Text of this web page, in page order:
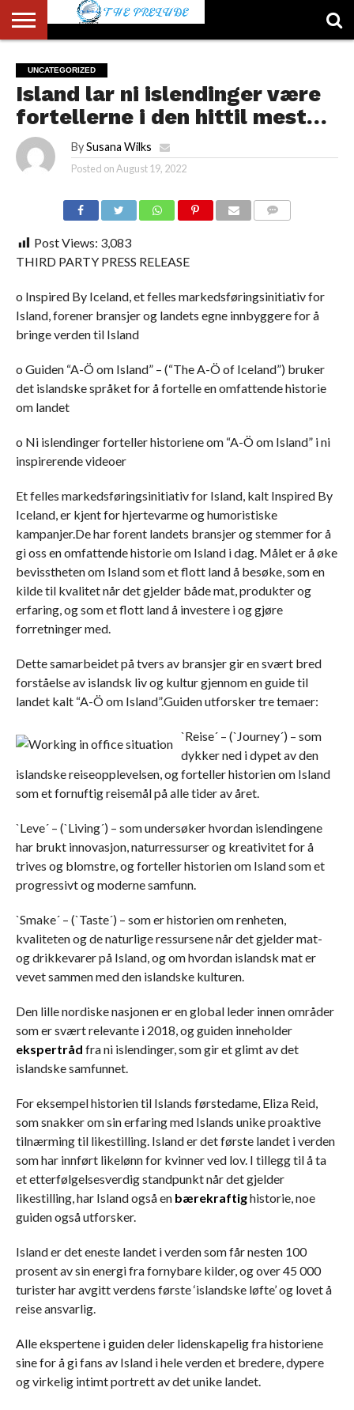
US
ACCOUNT
AUTHORS
LIST
FULL-
WIDTH
PAGE
HOME
LATEST
NEWS
LOGIN
LOGOUT
MEMBERS
PASSWORD
RESET
REGISTER
SAMPLE
PAGE
TYPOGRAPHY
USER
UNCATEGORIZED
Island lar ni islendinger være
fortellerne i den hittil mest…
By Susana Wilks
Posted onAugust 19, 2022
Post Views: 3,083
THIRD PARTY PRESS RELEASE
o Inspired By Iceland, et felles markedsføringsinitiativ for
Island, forener bransjer og landets egne innbyggere for å
bringe verden til Island
o Guiden “A-Ö om Island” – (“The A-Ö of Iceland”) bruker
det islandske språket for å fortelle en omfattende historie
om landet
o Ni islendinger forteller historiene om “A-Ö om Island” i ni
inspirerende videoer
Et felles markedsføringsinitiativ for Island, kalt Inspired By
Iceland, er kjent for hjertevarme og humoristiske
kampanjer.De har forent landets bransjer og stemmer for å
gi oss en omfattende historie om Island i dag. Målet er å øke
bevisstheten om Island som et flott land å besøke, som en
kilde til kvalitet når det gjelder både mat, produkter og
erfaring, og som et flott land å investere i og gjøre
forretninger med.
Dette samarbeidet på tvers av bransjer gir en svært bred
forståelse av islandsk liv og kultur gjennom en guide til
landet kalt “A-Ö om Island”.Guiden utforsker tre temaer:
`Reise´ – (`Journey´) – som
dykker ned i dypet av den
islandske reiseopplevelsen, og forteller historien om Island
som et fornuftig reisemål på alle tider av året.
`Leve´ – (`Living´) – som undersøker hvordan islendingene
har brukt innovasjon, naturressurser og kreativitet for å
trives og blomstre, og forteller historien om Island som et
progressivt og moderne samfunn.
`Smake´ – (`Taste´) – som er historien om renheten,
kvaliteten og de naturlige ressursene når det gjelder mat-
og drikkevarer på Island, og om hvordan islandsk mat er
vevet sammen med den islandske kulturen.
Den lille nordiske nasjonen er en global leder innen områder
som er svært relevante i 2018, og guiden inneholder
ekspertråd fra ni islendinger, som gir et glimt av det
islandske samfunnet.
For eksempel historien til Islands førstedame, Eliza Reid,
som snakker om sin erfaring med Islands unike proaktive
tilnærming til likestilling. Island er det første landet i verden
som har innført likelønn for kvinner ved lov. I tillegg til å ta
et etterfølgelsesverdig standpunkt når det gjelder
likestilling, har Island også en bærekraftighistorie, noe
guiden også utforsker.
Island er det eneste landet i verden som får nesten 100
prosent av sin energi fra fornybare kilder, og over 45 000
turister har avgitt verdens første ‘islandske løfte’ og lovet å
reise ansvarlig.
Alle ekspertene i guiden deler lidenskapelig fra historiene
sine for å gi fans av Island i hele verden et bredere, dypere
og virkelig intimt portrett av det unike landet.